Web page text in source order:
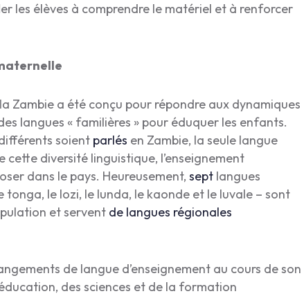
les élèves à comprendre le matériel et à renforcer
Zambie a été conçu pour répondre aux dynamiques
langues « familières » pour éduquer les enfants.
soient parlés en Zambie, la seule langue
cette diversité linguistique, l’enseignement
dans le pays. Heureusement, septlangues
tonga, le lozi, le lunda, le kaonde et le luvale – sont
et servent de langues régionales
de langue d’enseignement au cours de son
des sciences et de la formation